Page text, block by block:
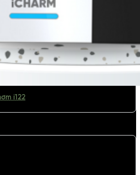
i122